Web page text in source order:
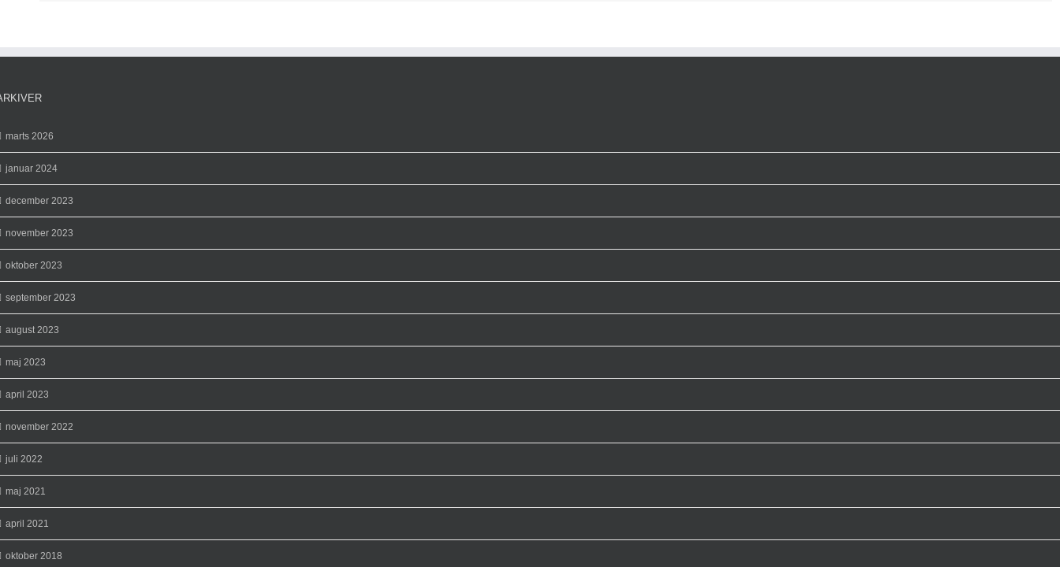
marts 2026
januar 2024
december 2023
november 2023
oktober 2023
september 2023
august 2023
maj 2023
april 2023
november 2022
juli 2022
maj 2021
april 2021
oktober 2018